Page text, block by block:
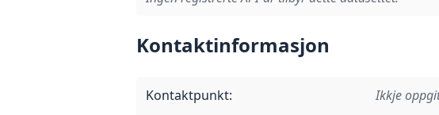
Kontaktinformasjon
Kontaktpunkt: Ikkje